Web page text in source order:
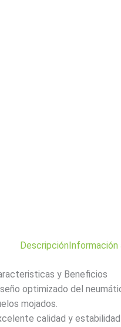
Descripción Información
y Beneficios
optimizado del
mojados.
calidad y